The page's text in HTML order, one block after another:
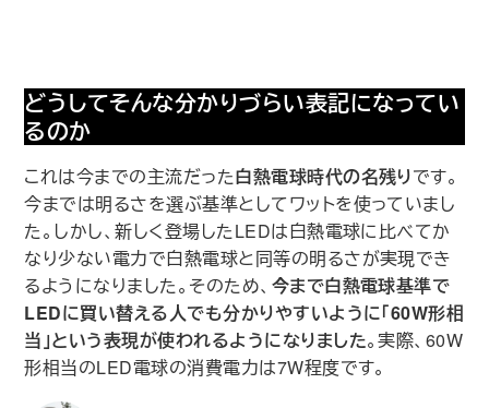
どうしてそんな分かりづらい表記になってい
るのか
これは今までの主流だった白熱電球時代の名残りです。
今までは明るさを選ぶ基準としてワットを使っていまし
た。しかし、新しく登場したLEDは白熱電球に比べてか
なり少ない電力で白熱電球と同等の明るさが実現でき
るようになりました。そのため、 今まで白熱電球基準で
LEDに買い替える人でも分かりやすいように｢60W形相
当｣という表現が使われるようになりました。実際、60W
形相当のLED電球の消費電力は7W程度です。